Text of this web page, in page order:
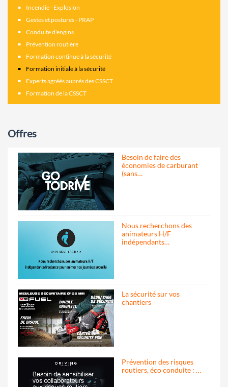
Incendie - Explosion
Gestes et postures - PRAP
Conduite d'engins
Prévention routière
Formation continue à la sécurité
Formation initiale à la sécurité
Experts agréés auprés des CSSCT
Formation de la CSSCT
Offres
Besoin de faire des
économies de carburant
(sans…
Nous recherchons des
animateurs H/F
indépendants…
La sécurité sur vos
chantiers
Prévention des risques
routiers, éco conduite : …